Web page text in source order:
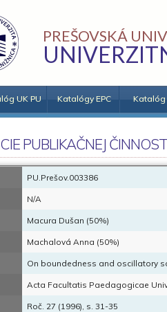
PREŠOVSKÁ
UK PU Katalógy EPC Katalóg
PUBLIKAČNEJ
PU.Prešov.003386
N/A
Macura Dušan (50%)
Machalová Anna (50%)
On boundedness and oscillatory
Acta Facultatis Paedagogicae
Roč. 27 (1996), s. 31-35